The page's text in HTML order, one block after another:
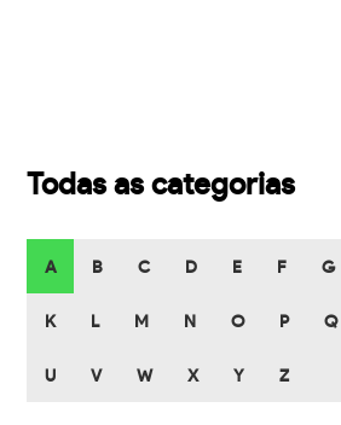
Todas as categorias
A B C D E F G
K L M N O P Q
U V W X Y Z